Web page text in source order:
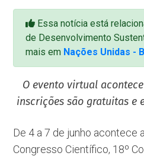
Essa notícia está
de Desenvolvimento
mais em Nações Unidas -
O evento virtual
inscrições são gratuitas e
De 4 a 7 de junho acontece
Congresso Científico, 18º